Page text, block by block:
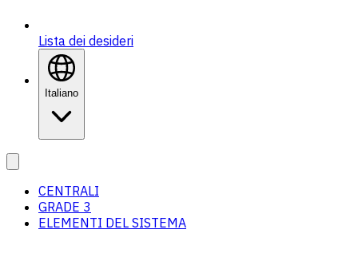
Lista dei desideri
Italiano
CENTRALI
GRADE 3
ELEMENTI DEL SISTEMA